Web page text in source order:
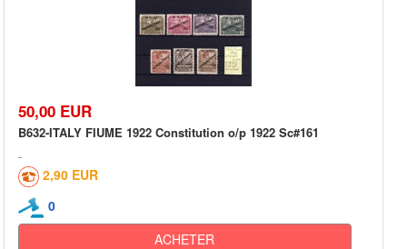
50,00 EUR
B632-ITALY FIUME 1922 Constitution o/p 1922 Sc#161
2,90 EUR
0
ACHETER